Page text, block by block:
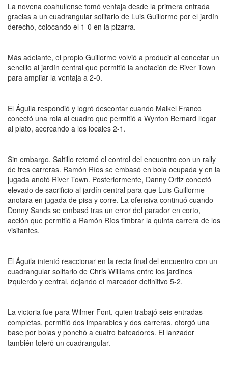
La novena coahuilense tomó ventaja desde la primera entrada
gracias a un cuadrangular solitario de Luis Guillorme por el jardín
derecho, colocando el 1-0 en la pizarra.
Más adelante, el propio Guillorme volvió a producir al conectar un
sencillo al jardín central que permitió la anotación de River Town
para ampliar la ventaja a 2-0.
El Águila respondió y logró descontar cuando Maikel Franco
conectó una rola al cuadro que permitió a Wynton Bernard llegar
al plato, acercando a los locales 2-1.
Sin embargo, Saltillo retomó el control del encuentro con un rally
de tres carreras. Ramón Ríos se embasó en bola ocupada y en la
jugada anotó River Town. Posteriormente, Danny Ortiz conectó
elevado de sacrificio al jardín central para que Luis Guillorme
anotara en jugada de pisa y corre. La ofensiva continuó cuando
Donny Sands se embasó tras un error del parador en corto,
acción que permitió a Ramón Ríos timbrar la quinta carrera de los
visitantes.
El Águila intentó reaccionar en la recta final del encuentro con un
cuadrangular solitario de Chris Williams entre los jardines
izquierdo y central, dejando el marcador definitivo 5-2.
La victoria fue para Wilmer Font, quien trabajó seis entradas
completas, permitió dos imparables y dos carreras, otorgó una
base por bolas y ponchó a cuatro bateadores. El lanzador
también toleró un cuadrangular.